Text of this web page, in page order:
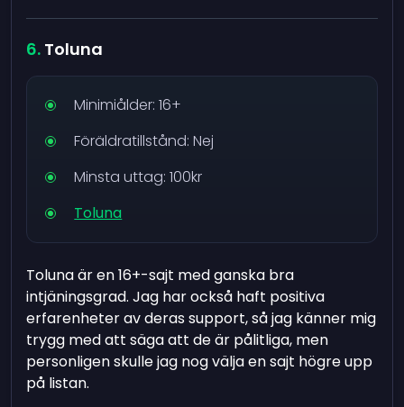
Toluna
Minimiålder: 16+
Föräldratillstånd: Nej
Minsta uttag: 100kr
Toluna
Toluna är en 16+-sajt med ganska bra
intjäningsgrad. Jag har också haft positiva
erfarenheter av deras support, så jag känner mig
trygg med att säga att de är pålitliga, men
personligen skulle jag nog välja en sajt högre upp
på listan.